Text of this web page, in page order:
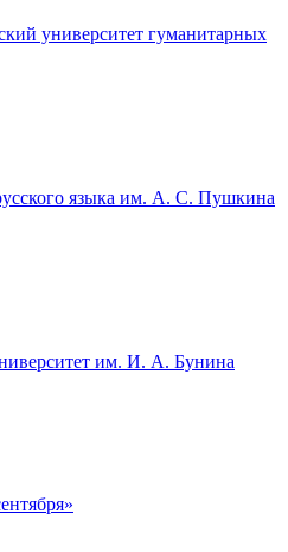
университет гуманитарных
языка им. А. С. Пушкина
им. И. А. Бунина